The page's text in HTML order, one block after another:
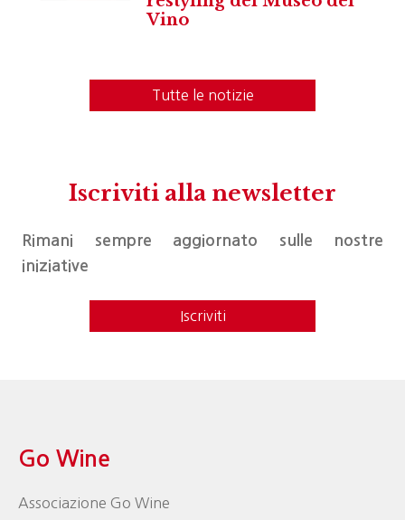
Vino
Tutte le notizie
Iscriviti alla newsletter
Rimani sempre aggiornato sulle nostre
iniziative
Iscriviti
Go Wine
Associazione Go Wine